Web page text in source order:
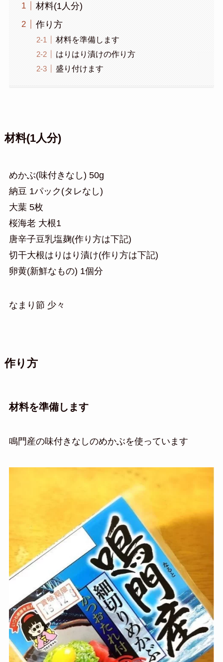
材料(1人分)
作り方
材料を準備します
はりはり漬けの作り方
盛り付けます
材料(1人分)
めかぶ(味付きなし) 50g
納豆 1パック(タレなし)
大葉 5枚
桜海老 大根1
唐辛子豆乳塩麹(作り方は下記)
切干大根はりはり漬け(作り方は下記)
卵黄(新鮮なもの) 1個分
なまり節 少々
作り方
材料を準備します
鳴門産の味付きなしのめかぶを使っています